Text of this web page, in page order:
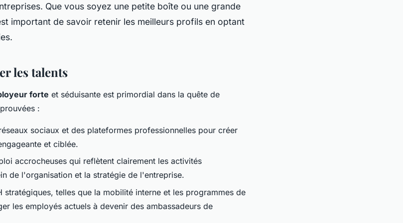
Que vous soyez une petite boîte ou une grande
important de savoir retenir les meilleurs profils en optant
les talents
forte et séduisante est primordial dans la quête de
:
sociaux et des plateformes professionnelles pour créer
et ciblée.
accrocheuses qui reflètent clairement les activités
de l'organisation et la stratégie de l'entreprise.
stratégiques, telles que la mobilité interne et les programmes de
les employés actuels à devenir des ambassadeurs de